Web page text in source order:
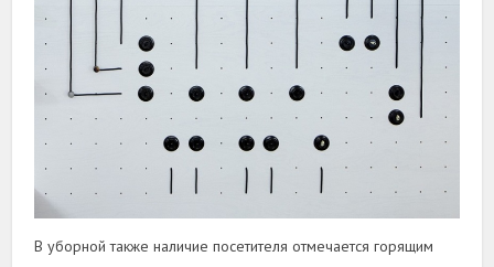
В уборной также наличие посетителя отмечается горящим